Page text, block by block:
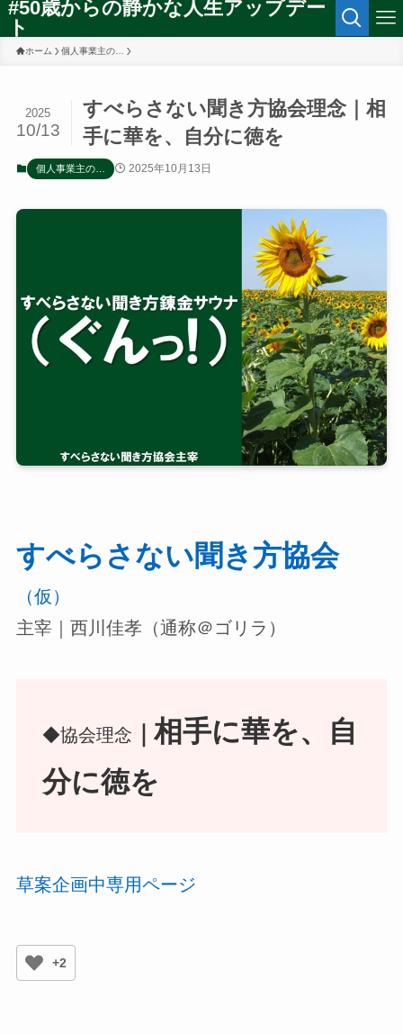
#50歳からの静かな人生アップデー
ト
ホーム 個人事業主の…
すべらさない聞き方協会理念｜相
手に華を、自分に徳を
2025
10/13
個人事業主の… 2025年10月13日
すべらさない聞き方協会
（仮）
主宰｜西川佳孝（通称＠ゴリラ）
◆協会理念 ｜相手に華を、自
分に徳を
草案企画中専用ページ
+2